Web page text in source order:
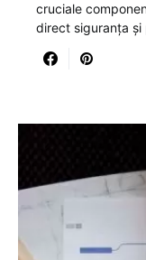
cruciale
direct siguranța